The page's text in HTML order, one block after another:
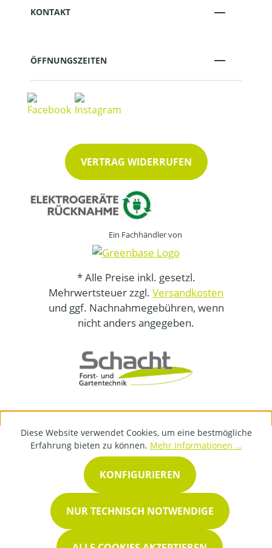
KONTAKT
ÖFFNUNGSZEITEN
VERTRAG WIDERRUFEN
Ein Fachhändler von
* Alle Preise inkl. gesetzl.
Mehrwertsteuer zzgl. Versandkosten
und ggf. Nachnahmegebühren, wenn
nicht anders angegeben.
Diese Website verwendet Cookies, um eine bestmögliche
Erfahrung bieten zu können. Mehr Informationen ...
NUR TECHNISCH NOTWENDIGE
KONFIGURIEREN